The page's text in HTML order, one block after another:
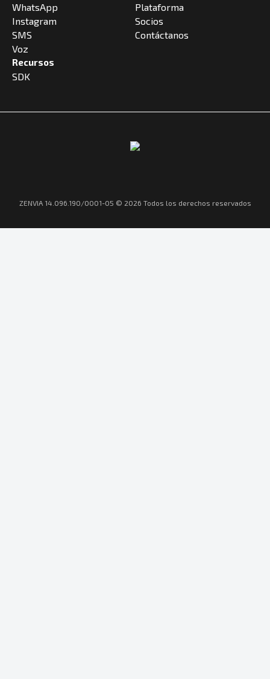
WhatsApp
Instagram
SMS
Voz
Recursos
SDK
Plataforma
Socios
Contáctanos
ZENVIA 14.096.190/0001-05 © 2026 Todos los derechos reservados